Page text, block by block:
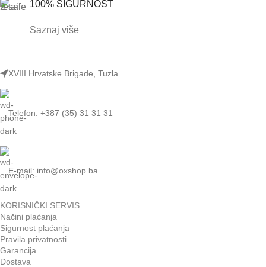
100% SIGURNOST
Saznaj više
XVIII Hrvatske Brigade, Tuzla
Telefon: +387 (35) 31 31 31
E-mail: info@oxshop.ba
KORISNIČKI SERVIS
Načini plaćanja
Sigurnost plaćanja
Pravila privatnosti
Garancija
Dostava